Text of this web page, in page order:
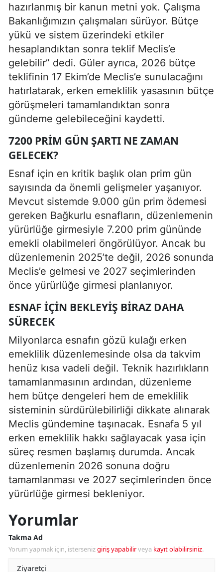
hazırlanmış bir kanun metni yok. Çalışma
Bakanlığımızın çalışmaları sürüyor. Bütçe
yükü ve sistem üzerindeki etkiler
hesaplandıktan sonra teklif Meclis’e
gelebilir” dedi. Güler ayrıca, 2026 bütçe
teklifinin 17 Ekim’de Meclis’e sunulacağını
hatırlatarak, erken emeklilik yasasının bütçe
görüşmeleri tamamlandıktan sonra
gündeme gelebileceğini kaydetti.
7200 PRIM GÜN ŞARTI NE ZAMAN
GELECEK?
Esnaf için en kritik başlık olan prim gün
sayısında da önemli gelişmeler yaşanıyor.
Mevcut sistemde 9.000 gün prim ödemesi
gereken Bağkurlu esnafların, düzenlemenin
yürürlüğe girmesiyle 7.200 prim gününde
emekli olabilmeleri öngörülüyor. Ancak bu
düzenlemenin 2025’te değil, 2026 sonunda
Meclis’e gelmesi ve 2027 seçimlerinden
önce yürürlüğe girmesi planlanıyor.
ESNAF İÇIN BEKLEYIŞ BIRAZ DAHA
SÜRECEK
Milyonlarca esnafın gözü kulağı erken
emeklilik düzenlemesinde olsa da takvim
henüz kısa vadeli değil. Teknik hazırlıkların
tamamlanmasının ardından, düzenleme
hem bütçe dengeleri hem de emeklilik
sisteminin sürdürülebilirliği dikkate alınarak
Meclis gündemine taşınacak. Esnafa 5 yıl
erken emeklilik hakkı sağlayacak yasa için
süreç resmen başlamış durumda. Ancak
düzenlemenin 2026 sonuna doğru
tamamlanması ve 2027 seçimlerinden önce
yürürlüğe girmesi bekleniyor.
Yorumlar
Takma Ad
Yorum yapmak için, istersenizgiriş yapabilirveya kayıt olabilirsiniz.